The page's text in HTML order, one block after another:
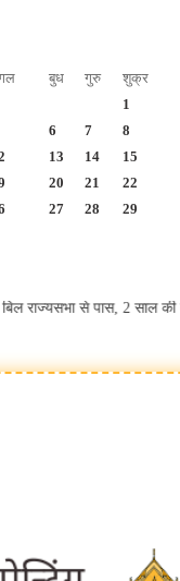
भोपाल
बुरहानपुर
उज्जैन
भोपाल
बैतूल
बुध गुरु शुक्र
1
6 7 8
13 14 15
20 21 22
27 28 29
से पास, 2 साल की